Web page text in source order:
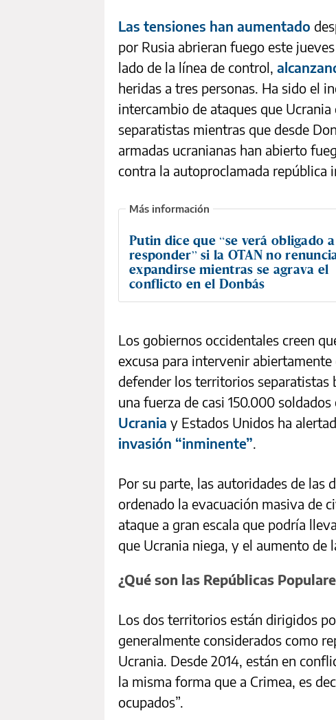
Las tensiones han aumentado
por Rusia abrieran fuego este
lado de la línea de control,
heridas a tres personas. Ha sido el
intercambio de ataques que
separatistas mientras que desde
armadas ucranianas han abierto
contra la autoproclamada república
Putin dice que “se verá obligado a
responder” si la OTAN no
expandirse mientras se agrava el
conflicto en el Donbás
Los gobiernos occidentales creen
excusa para intervenir
defender los territorios separatistas
una fuerza de casi 150.000
Ucrania y Estados Unidos ha
invasión “inminente”.
Por su parte, las autoridades de las
ordenado la evacuación masiva de
ataque a gran escala que podría
que Ucrania niega, y el aumento de
¿Qué son las Repúblicas
Los dos territorios están dirigidos
generalmente considerados como
Ucrania. Desde 2014, están en
la misma forma que a Crimea, es
ocupados”.